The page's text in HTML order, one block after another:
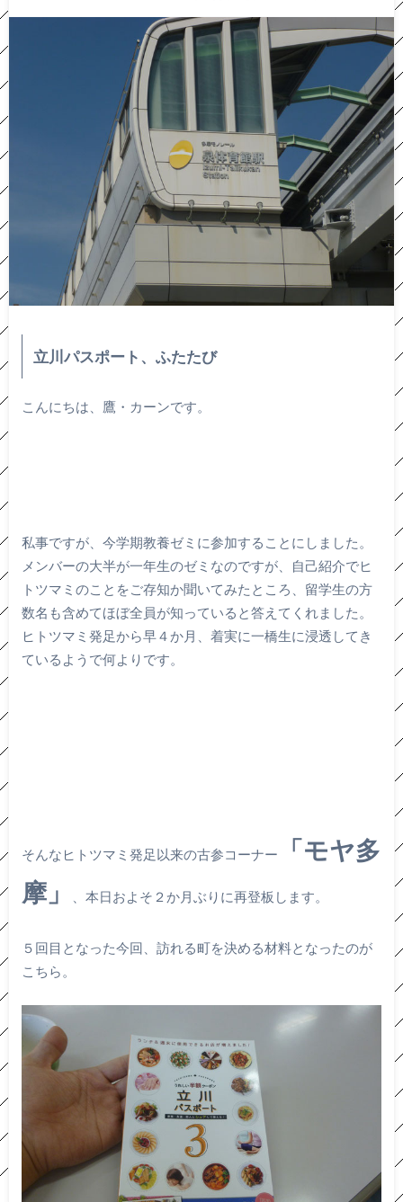
立川パスポート、ふたたび
こんにちは、鷹・カーンです。
私事ですが、今学期教養ゼミに参加することにしました。
メンバーの大半が一年生のゼミなのですが、自己紹介でヒ
トツマミのことをご存知か聞いてみたところ、留学生の方
数名も含めてほぼ全員が知っていると答えてくれました。
ヒトツマミ発足から早４か月、着実に一橋生に浸透してき
ているようで何よりです。
そんなヒトツマミ発足以来の古参コーナー
「モヤ多
摩」
、本日およそ２か月ぶりに再登板します。
５回目となった今回、訪れる町を決める材料となったのが
こちら。